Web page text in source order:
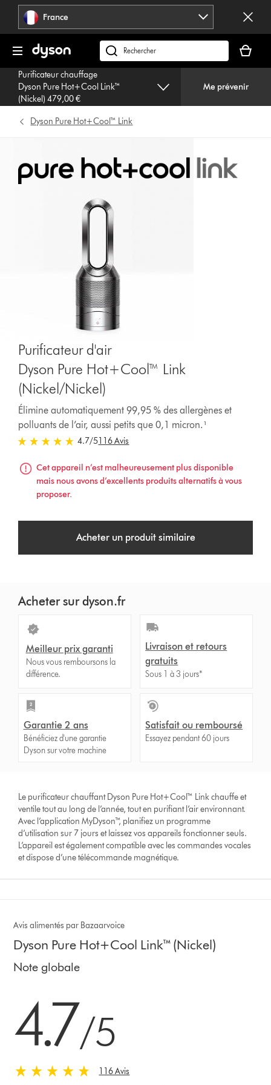
Sauter
pages
France
Rechercher
des
produits
panier
est
Purificateur chauffage
Dyson Pure Hot+Cool Link™
(Nickel) 479,00 €
Me prévenir
Dyson Pure Hot+Cool™ Link
Purificateur d'air
Dyson Pure Hot+Cool™ Link
(Nickel/Nickel)
Élimine automatiquement 99,95 % des allergènes et
polluants de l’air, aussi petits que 0,1 micron.¹
4.7 stars out of 5 from 116 Avis
4.7/5116 Avis
Cet appareil n’est malheureusement plus disponible
mais nous avons d’excellents produits alternatifs à vous
proposer.
Acheter un produit similaire
Acheter sur dyson.fr
Meilleur prix garanti
Nous vous remboursons la
différence.
Livraison et retours
gratuits
Sous 1 à 3 jours*
Garantie 2 ans
Bénéficiez d'une garantie
Dyson sur votre machine
Satisfait ou remboursé
Essayez pendant 60 jours
Le purificateur chauffant Dyson Pure Hot+Cool™ Link chauffe et
ventile tout au long de l’année, tout en purifiant l’air environnant.
Avec l’application MyDyson™, planifiez un programme
d’utilisation sur 7 jours et laissez vos appareils fonctionner seuls.
L’appareil est également compatible avec les commandes vocales
et dispose d’une télécommande magnétique.
Avis alimentés par Bazaarvoice
Dyson Pure Hot+Cool Link™ (Nickel)
Note globale
4.7/5
116 Avis